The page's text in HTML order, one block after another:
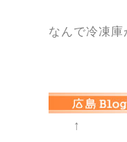
なんで冷凍
↑